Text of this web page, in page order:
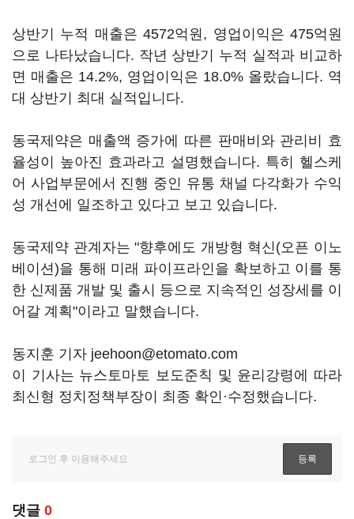
상반기 누적 매출은 4572억원, 영업이익은 475억원
으로 나타났습니다. 작년 상반기 누적 실적과 비교하
면 매출은 14.2%, 영업이익은 18.0% 올랐습니다. 역
대 상반기 최대 실적입니다.
동국제약은 매출액 증가에 따른 판매비와 관리비 효
율성이 높아진 효과라고 설명했습니다. 특히 헬스케
어 사업부문에서 진행 중인 유통 채널 다각화가 수익
성 개선에 일조하고 있다고 보고 있습니다.
동국제약 관계자는 "향후에도 개방형 혁신(오픈 이노
베이션)을 통해 미래 파이프라인을 확보하고 이를 통
한 신제품 개발 및 출시 등으로 지속적인 성장세를 이
어갈 계획"이라고 말했습니다.
동지훈 기자 jeehoon@etomato.com
이 기사는 뉴스토마토 보도준칙 및 윤리강령에 따라
최신형 정치정책부장이 최종 확인·수정했습니다.
댓글 0